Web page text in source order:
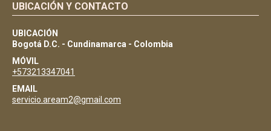
UBICACIÓN Y CONTACTO
UBICACIÓN
Bogotá D.C. - Cundinamarca - Colombia
MÓVIL
+573213347041
EMAIL
servicio.aream2@gmail.com